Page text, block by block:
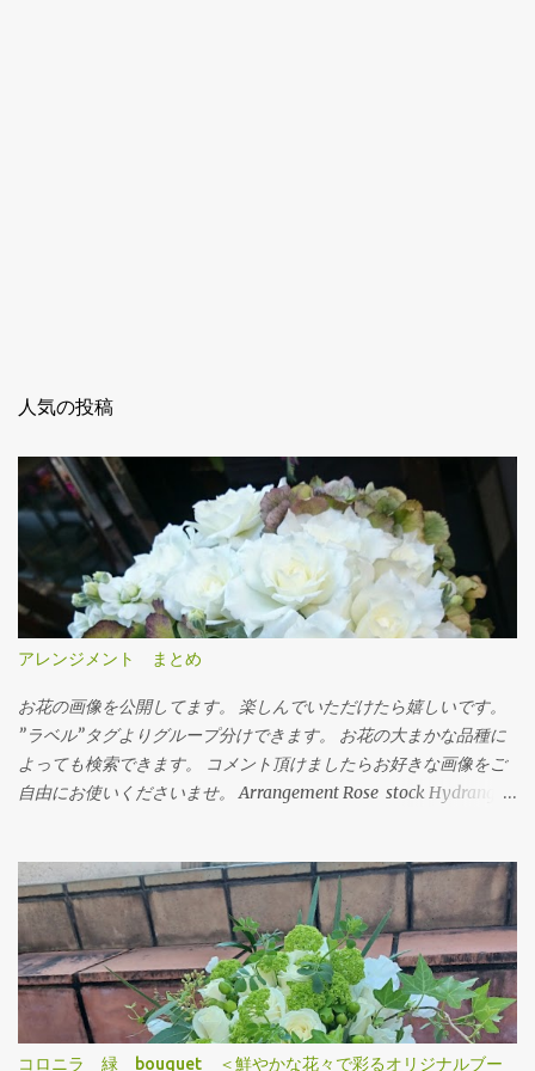
人気の投稿
アレンジメント まとめ
お花の画像を公開してます。 楽しんでいただけたら嬉しいです。
”ラベル”タグよりグループ分けできます。 お花の大まかな品種に
よっても検索できます。 コメント頂けましたらお好きな画像をご
自由にお使いくださいませ。 Arrangement Rose stock Hydrangea
カーネーション ガマズミ ブプレニウム Arrangement Oriental-
Hybrids Lithianus Anthrum Buprenium Japanese andromeda
Alchemilla オリエンタルユリ（シベリア） リシアンサス アンスリ
ューム ブプレニウム アセビ アルケミラ Arrangement Tulips Sweet
pea Carnation Hypericum Green bell Pink Jasmine Leather fan チ
ューリップ スイトピー カーネーション ヒペリカム グリーンベル
ハゴロモジャスミン レザーファン Arrangement Rose (Eve Piazze)
コロニラ 緑 bouquet ＜鮮やかな花々で彩るオリジナルブー